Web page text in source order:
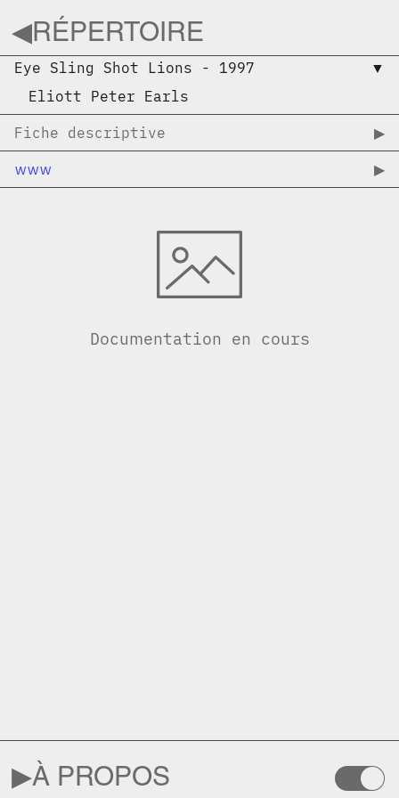
◀︎RÉPERTOIRE
Eye Sling Shot Lions - 1997
▼︎
Eliott Peter Earls
Fiche descriptive ▶︎
www ▶︎
Documentation en cours
▶︎À PROPOS